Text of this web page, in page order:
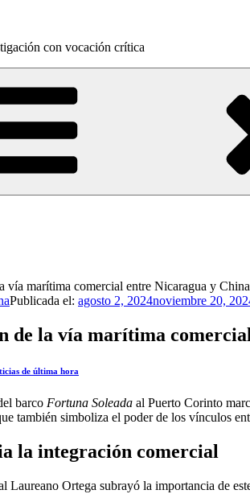
con vocación crítica
Publicada el: agosto 2, 2024noviembre 20,
de la vía marítima
de última hora
barco Fortuna Soleada al Puerto Corinto
también simboliza el poder de los vínculos
la integración comercial
Laureano Ortega subrayó la importancia de